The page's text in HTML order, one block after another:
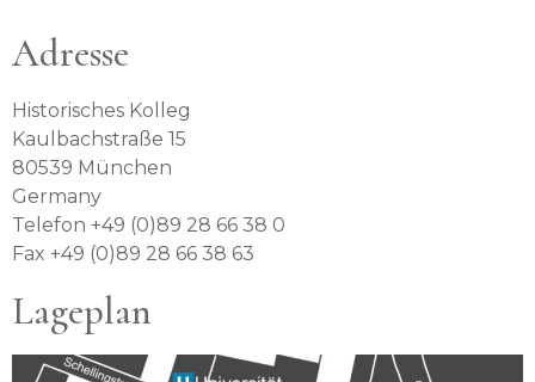
Adresse
Historisches Kolleg
Kaulbachstraße 15
80539 München
Germany
Telefon +49 (0)89 28 66 38 0
Fax +49 (0)89 28 66 38 63
Lageplan